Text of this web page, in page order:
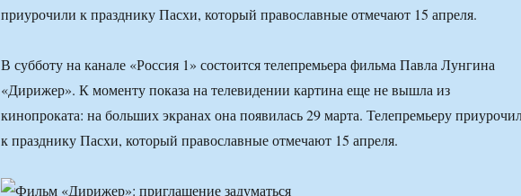
приурочили к празднику Пасхи, который православные отмечают 15 апреля.
В субботу на канале «Россия 1» состоится телепремьера фильма Павла Лунгина
«Дирижер». К моменту показа на телевидении картина еще не вышла из
кинопроката: на больших экранах она появилась 29 марта. Телепремьеру
к празднику Пасхи, который православные отмечают 15 апреля.